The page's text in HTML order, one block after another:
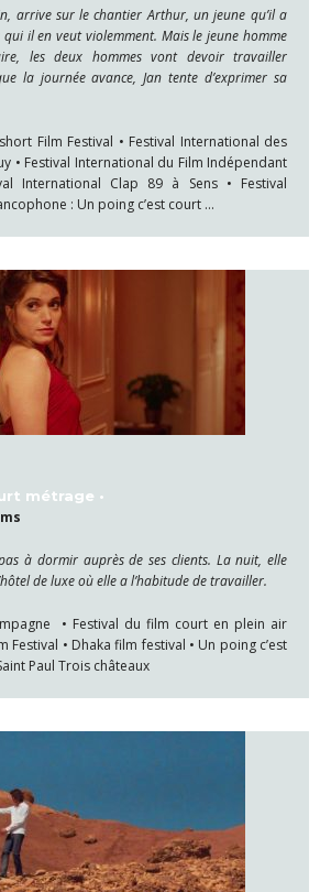
arrive sur le chantier Arthur, un jeune qu’il a
il en veut violemment. Mais le jeune homme
les deux hommes vont devoir travailler
la journée avance, Jan tente d’exprimer sa
Film Festival • Festival International des
• Festival International du Film Indépendant
International Clap 89 à Sens • Festival
: Un poing c’est court …
métrage •
à dormir auprès de ses clients. La nuit, elle
de luxe où elle a l’habitude de travailler.
• Festival du film court en plein air
Festival • Dhaka film festival • Un poing c’est
Paul Trois châteaux